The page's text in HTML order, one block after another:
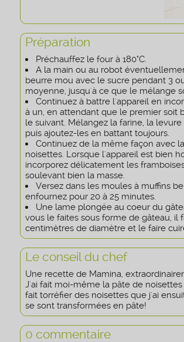
Préparation
Préchauffez le four à 180°C.
A la main ou au robot
beurre mou avec le sucre pendant 3
moyenne, jusqu'à ce que le mélange
Continuez à battre l'appareil en
à un, en attendant que le premier soit
le suivant. Mélangez la farine, la
puis ajoutez-les en battant toujours.
Continuez de la même façon avec
noisettes. Lorsque l'appareil est bien
incorporez délicatement les
soulevant bien la masse.
Versez dans les moules à muffins
enfournez pour 20 à 25 minutes.
Une lame plongée au coeur du
vous le faites sous forme de gâteau, il
centimètres de diamètre et le faire
Le conseil du chef
Une recette de Mamina,
J'ai fait moi-même la pâte de
fait torréfier des noisettes que j'ai
se sont transformées en pâte!
0 commentaire